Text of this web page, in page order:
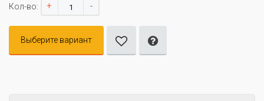
Кол-во: + -
Выберите вариант